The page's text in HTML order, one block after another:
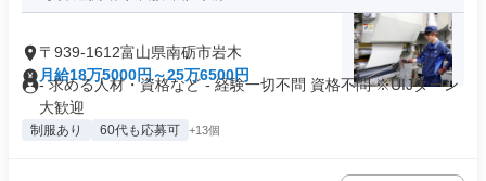
〒939-1612富山県南砺市岩木
月給18万5000円～25万6500円
- 求める人材・資格など - 経験一切不問 資格不問 ※UIJターン
大歓迎
制服あり 60代も応募可 +13個